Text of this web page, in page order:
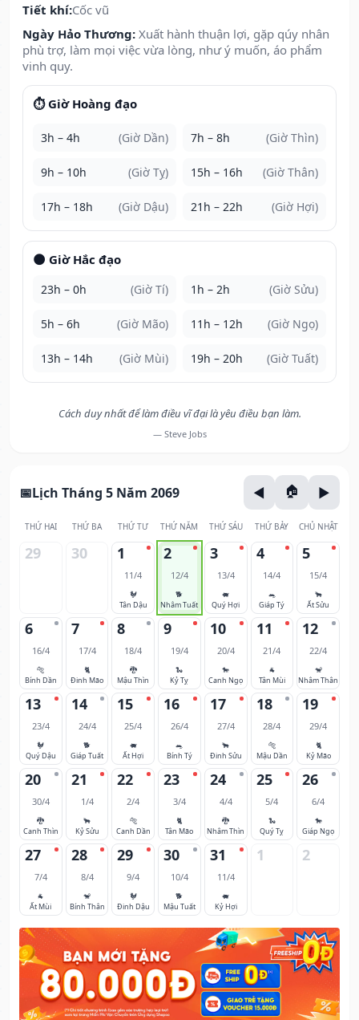
Tiết khí:Cốc vũ
Ngày Hảo Thương: Xuất hành thuận lợi, gặp qúy nhân
phù trợ, làm mọi việc vừa lòng, như ý muốn, áo phẩm
vinh quy.
⏱️ Giờ Hoàng đạo
3h – 4h (Giờ Dần) 7h – 8h (Giờ Thìn)
9h – 10h (Giờ Tỵ) 15h – 16h (Giờ Thân)
17h – 18h (Giờ Dậu) 21h – 22h (Giờ Hợi)
🌑 Giờ Hắc đạo
23h – 0h (Giờ Tí) 1h – 2h (Giờ Sửu)
5h – 6h (Giờ Mão) 11h – 12h (Giờ Ngọ)
13h – 14h (Giờ Mùi) 19h – 20h (Giờ Tuất)
Cách duy nhất để làm điều vĩ đại là yêu điều bạn làm.
— Steve Jobs
Lịch Tháng 5 Năm 2069
THỨ HAI THỨ BA THỨ TƯ THỨ NĂM THỨ SÁU THỨ BẢY CHỦ NHẬT
29 30 1
11/4
🐓
Tân Dậu
2
12/4
🐕
Nhâm Tuất
3
13/4
🐖
Quý Hợi
4
14/4
🐀
Giáp Tý
5
15/4
🐂
Ất Sửu
6
16/4
🐅
Bính Dần
7
17/4
🐈
Đinh Mão
8
18/4
🐉
Mậu Thìn
9
19/4
🐍
Kỷ Tỵ
10
20/4
🐎
Canh Ngọ
11
21/4
🐐
Tân Mùi
12
22/4
🐒
Nhâm Thân
13
23/4
🐓
Quý Dậu
14
24/4
🐕
Giáp Tuất
15
25/4
🐖
Ất Hợi
16
26/4
🐀
Bính Tý
17
27/4
🐂
Đinh Sửu
18
28/4
🐅
Mậu Dần
19
29/4
🐈
Kỷ Mão
20
30/4
🐉
Canh Thìn
21
1/4
🐂
Kỷ Sửu
22
2/4
🐅
Canh Dần
23
3/4
🐈
Tân Mão
24
4/4
🐉
Nhâm Thìn
25
5/4
🐍
Quý Tỵ
26
6/4
🐎
Giáp Ngọ
27
7/4
🐐
Ất Mùi
28
8/4
🐒
Bính Thân
29
9/4
🐓
Đinh Dậu
30
10/4
🐕
Mậu Tuất
31
11/4
🐖
Kỷ Hợi
1 2